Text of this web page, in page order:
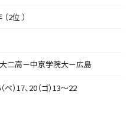
2位 ）
二高－中京学院大－広島
（ベ）17、20（ゴ）13～22